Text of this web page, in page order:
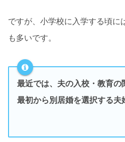
ですが、小学校に入学する頃に
も多いです。
最近では、夫の入校・教育の
最初から別居婚を選択する夫